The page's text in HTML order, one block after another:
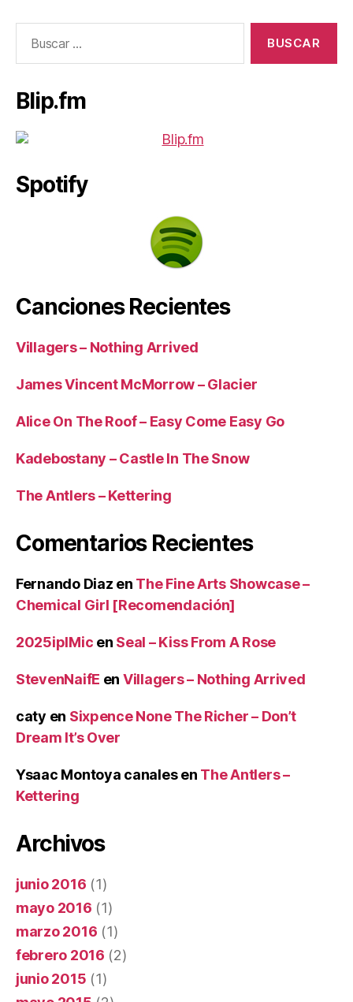
Blip.fm
Spotify
Canciones Recientes
Villagers – Nothing Arrived
James Vincent McMorrow – Glacier
Alice On The Roof – Easy Come Easy Go
Kadebostany – Castle In The Snow
The Antlers – Kettering
Comentarios Recientes
Fernando Diaz en The Fine Arts Showcase –
Chemical Girl [Recomendación]
2025iplMic en Seal – Kiss From A Rose
StevenNaifE en Villagers – Nothing Arrived
caty en Sixpence None The Richer – Don’t
Dream It’s Over
Ysaac Montoya canalesen The Antlers –
Kettering
Archivos
junio 2016 (1)
mayo 2016 (1)
marzo 2016 (1)
febrero 2016 (2)
junio 2015 (1)